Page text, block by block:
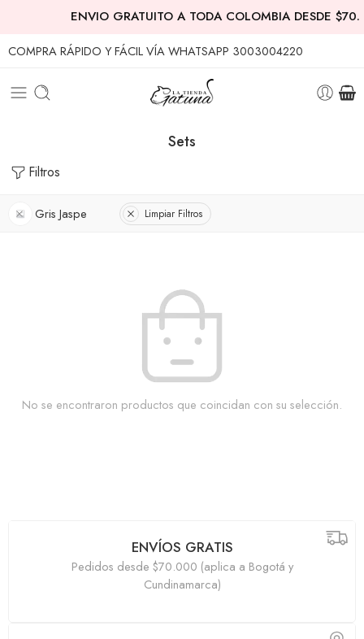
ENVIO GRATUITO A TODA COLOMBIA DESDE
COMPRA RÁPIDO Y FÁCIL VÍA WHATSAPP 3003004220
Sets
Filtros
Gris Jaspe Limpiar Filtros
No se encontraron productos que coincidan con su selección.
ENVÍOS GRATIS
Pedidos desde $70.000 (aplica a Bogotá y
Cundinamarca)